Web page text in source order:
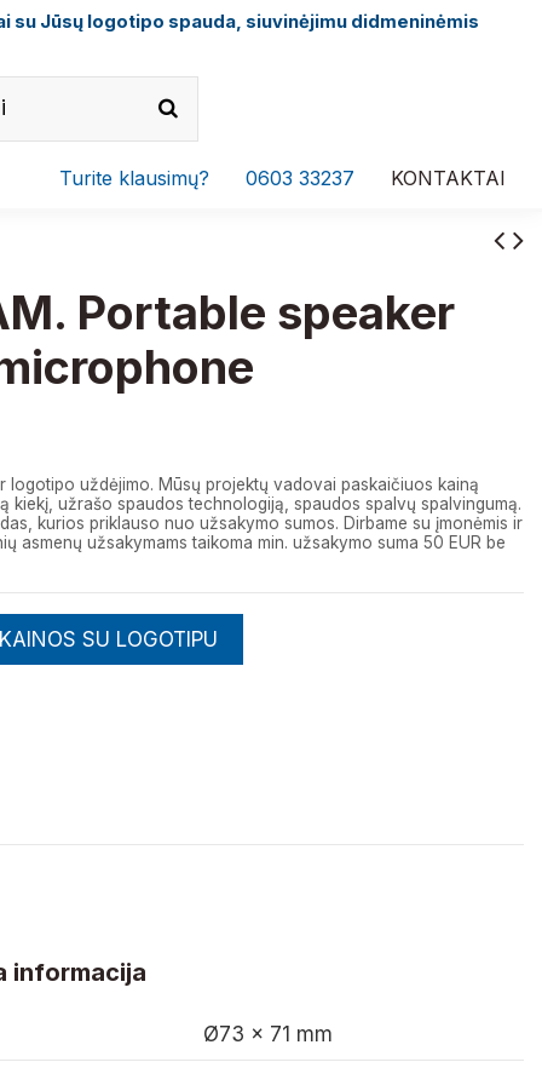
su Jūsų logotipo spauda, siuvinėjimu didmeninėmis
KONTAKTAI
0603 33237
Turite klausimų?
Portable speaker
logotipo uždėjimo. Mūsų projektų vadovai paskaičiuos kainą
kiekį, užrašo spaudos technologiją, spaudos spalvų spalvingumą.
kurios priklauso nuo užsakymo sumos. Dirbame su įmonėmis ir
asmenų užsakymams taikoma min. užsakymo suma 50 EUR be
SU LOGOTIPU
informacija
Ø73 x 71 mm